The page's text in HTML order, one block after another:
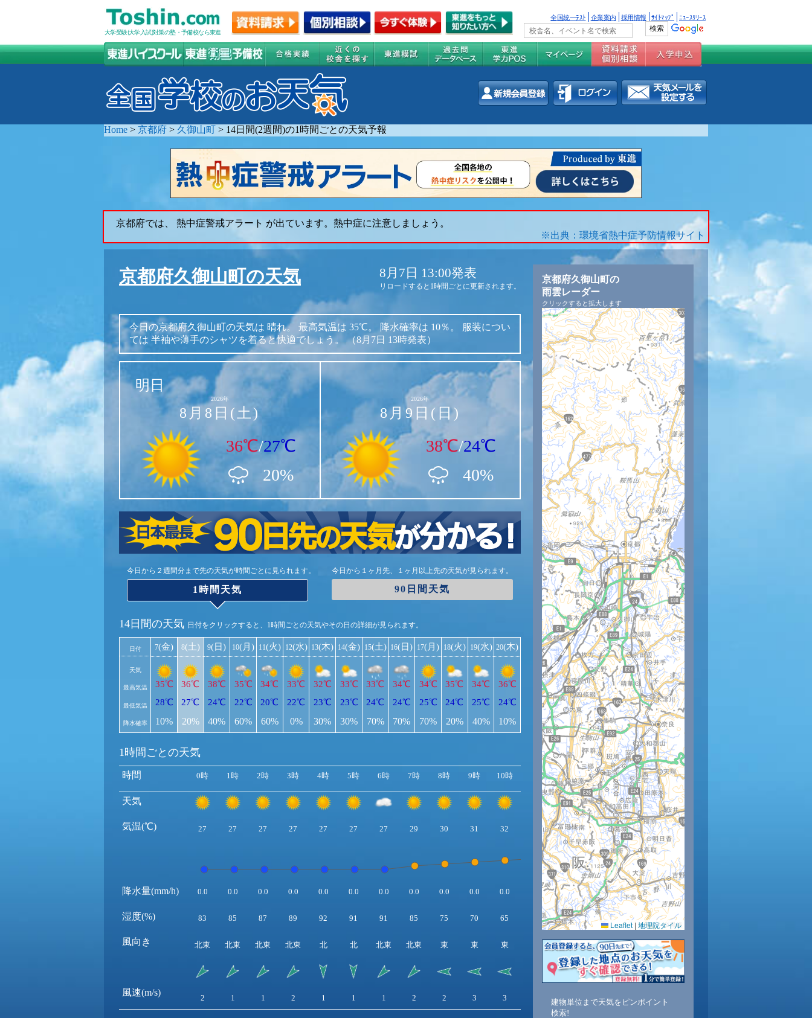
大学受験(大学入試)対策の塾・予備校なら東進
全国統一ﾃｽﾄ 企業案内 採用情報 ｻｲﾄﾏｯﾌﾟ ﾆｭｰｽﾘﾘｰｽ
Home > 京都府 > 久御山町 > 14日間(2週間)の1時間ごとの天気予報
京都府では、 熱中症警戒アラート が出ています。熱中症に注意しましょう。
※出典：環境省熱中症予防情報サイト
京都府久御山町の天気 8月7日 13:00発表
リロードすると1時間ごとに更新されます。
今日の京都府久御山町の天気は 晴れ。 最高気温は 35℃。 降水確率は 10％。
服装につい
ては 半袖や薄手のシャツを着ると快適でしょう。（8月7日 13時発表）
明日
2026年
8月8日(土)
36℃/27℃
20%
2026年
8月9日(日)
38℃/24℃
40%
今日から２週間分まで先の天気が時間ごとに見られます。
1時間天気
今日から１ヶ月先、１ヶ月以上先の天気が見られます。
90日間天気
14日間の天気 日付をクリックすると、1時間ごとの天気やその日の詳細が見られます。
日付
天気
最高気温
最低気温
降水確率
7(金)
35℃
28℃
10%
8(土)
36℃
27℃
20%
9(日)
38℃
24℃
40%
10(月)
35℃
22℃
60%
11(火)
34℃
20℃
60%
12(水)
33℃
22℃
0%
13(木)
32℃
23℃
30%
14(金)
33℃
23℃
30%
15(土)
33℃
24℃
70%
16(日)
34℃
24℃
70%
17(月)
34℃
25℃
70%
18(火)
35℃
24℃
20%
19(水)
34℃
25℃
40%
20(木)
36℃
24℃
10%
1時間ごとの天気
時間
天気
気温(℃)
降水量(mm/h)
湿度(%)
風向き
風速(m/s)
0時 1時 2時 3時 4時 5時 6時 7時 8時 9時 10時 11時 12時 13時 14時 15時 16時
27 27 27 27 27 27 27 29 30 31 32 34 35 36 36 36
0.0 0.0 0.0 0.0 0.0 0.0 0.0 0.0 0.0 0.0 0.0 0.0 0.0 0.0 0.0 0.0
83 85 87 89 92 91 91 85 75 70 65 57 53 49 48 51
北東 北東 北東 北東 北 北 北東 北東 東 東 東 東 東 東 東
2 1 1 2 1 1 1 2 2 3 3 3 2 3 3
京都府久御山町の
雨雲レーダー
クリックすると拡大します
Leaflet | 地理院タイル
建物単位まで天気をピンポイント
検索!